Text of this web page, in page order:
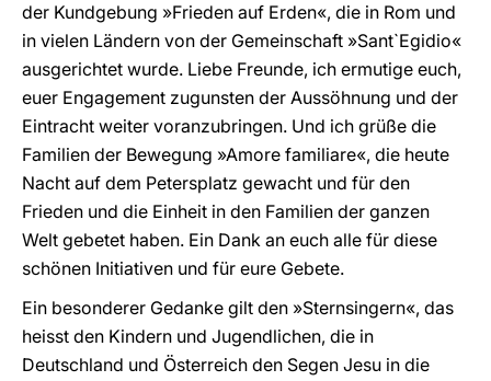
der Kundgebung »Frieden auf Erden«, die in Rom und
in vielen Ländern von der Gemeinschaft »Sant`Egidio«
ausgerichtet wurde. Liebe Freunde, ich ermutige euch,
euer Engagement zugunsten der Aussöhnung und der
Eintracht weiter voranzubringen. Und ich grüße die
Familien der Bewegung »Amore familiare«, die heute
Nacht auf dem Petersplatz gewacht und für den
Frieden und die Einheit in den Familien der ganzen
Welt gebetet haben. Ein Dank an euch alle für diese
schönen Initiativen und für eure Gebete.
Ein besonderer Gedanke gilt den »Sternsingern«, das
heisst den Kindern und Jugendlichen, die in
Deutschland und Österreich den Segen Jesu in die